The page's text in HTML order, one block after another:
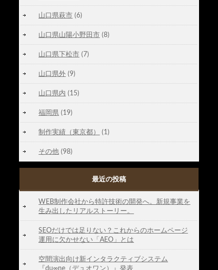
山口県萩市 (6)
山口県山陽小野田市 (8)
山口県下松市 (7)
山口県外 (9)
山口県内 (15)
福岡県 (19)
制作実績（東京都） (1)
その他 (98)
最近の投稿
WEB制作会社から特許技術の開発へ。新規事業を
生み出したリアルストーリー。
SEOだけでは足りない？これからのホームページ
運用に欠かせない「AEO」とは
空間演出向け新インタラクティブシステム
『du∞ne（デュオワン）』発表